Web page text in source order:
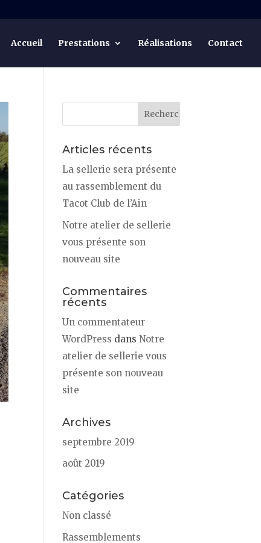
Accueil Prestations Réalisations Contact
Articles récents
La sellerie sera présente
au rassemblement du
Tacot Club de l’Ain
Notre atelier de sellerie
vous présente son
nouveau site
Commentaires
récents
Un commentateur
WordPress dansNotre
atelier de sellerie vous
présente son nouveau
site
Archives
septembre 2019
août 2019
Catégories
Non classé
Rassemblements